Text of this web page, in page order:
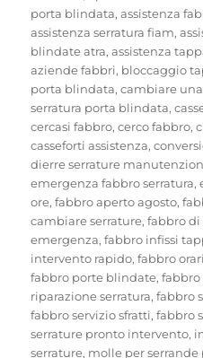
porta blindata,assistenza
assistenza serratura fiam,
blindate atra,assistenza
aziende fabbri, bloccaggio
porta blindata,cambiare
serratura porta blindata,
cercasi fabbro,cerco fabbro,
casseforti assistenza,
dierre serrature
emergenza fabbro serratura,
ore,fabbro aperto agosto,
cambiare serrature,fabbro
emergenza,fabbro infissi
intervento rapido,fabbro
fabbro porte blindate,
riparazione serratura,fabbro
fabbro servizio sfratti,fabbro
serrature pronto intervento,
serrature, molle per serrande